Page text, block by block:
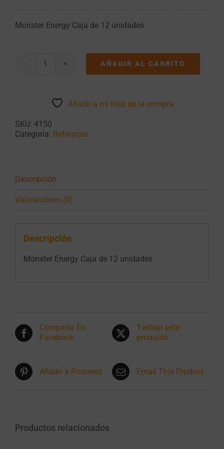
Monster Energy Caja de 12 unidades
Monster
de
12
cantidad
AÑADIR AL CARRITO
Añadir a mi lista de la compra
SKU: 4150
Categoría: Refrescos
Descripción
Valoraciones (0)
Descripción
Monster Energy Caja de 12 unidades
Compartir En
Facebook
Twitear este
producto
Añadir a Pinterest Email This Product
Productos relacionados